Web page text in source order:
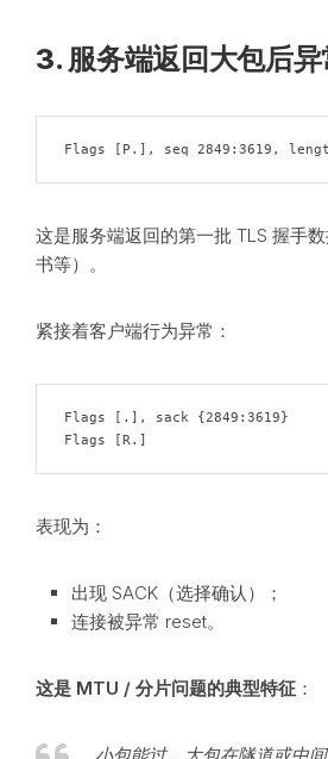
3. 服务端返回大包后异
Flags [P.], seq 2849:3619,
这是服务端返回的第一批 TLS 握手
书等）。
紧接着客户端行为异常：
Flags [.], sack {2849:3619}
Flags [R.]
表现为：
出现 SACK（选择确认）；
连接被异常 reset。
这是 MTU / 分片问题的典型特征 ：